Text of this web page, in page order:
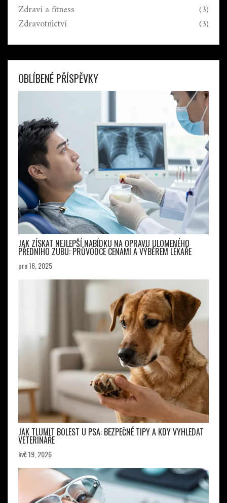
Zdraví a fitness (3)
Zdravotnictví (3)
OBLÍBENÉ PŘÍSPĚVKY
JAK ZÍSKAT NEJLEPŠÍ NABÍDKU NA OPRAVU ULOMENÉHO
PŘEDNÍHO ZUBU: PRŮVODCE CENAMI A VÝBĚREM LÉKAŘE
pro 16, 2025
JAK TLUMIT BOLEST U PSA: BEZPEČNÉ TIPY A KDY VYHLEDAT
VETERINÁŘE
kvě 19, 2026